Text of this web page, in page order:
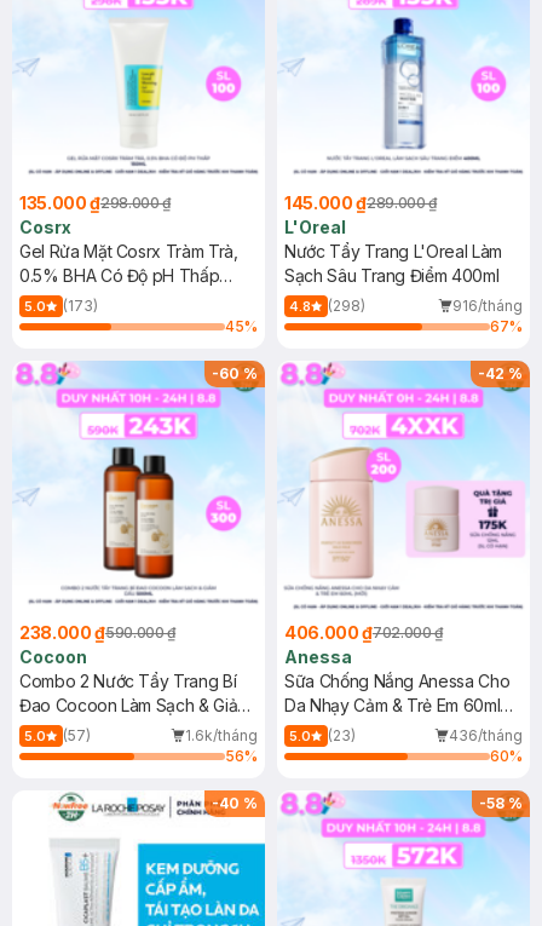
135.000 ₫298.000 ₫
Cosrx
Gel Rửa Mặt Cosrx Tràm Trà,
0.5% BHA Có Độ pH Thấp
150ml
5.0
(173)
45%
145.000 ₫289.000 ₫
L'Oreal
Nước Tẩy Trang L'Oreal Làm
Sạch Sâu Trang Điểm 400ml
4.8 (298)
916/tháng
67%
-60%
238.000 ₫590.000 ₫
Cocoon
Combo 2 Nước Tẩy Trang Bí
Đao Cocoon Làm Sạch & Giảm
Dầu 500ml
5.0 (57)
1.6k/tháng
56%
-42%
406.000 ₫702.000 ₫
Anessa
Sữa Chống Nắng Anessa Cho
Da Nhạy Cảm & Trẻ Em 60ml
(Mới)
5.0 (23)
436/tháng
60%
-40 % -58%